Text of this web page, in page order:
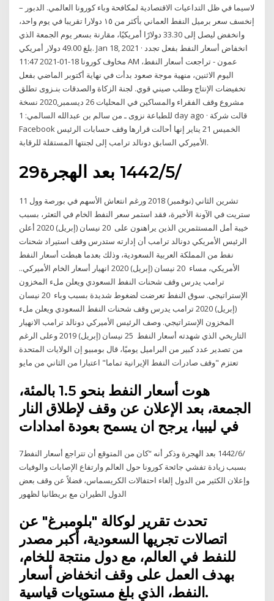
لاسيما في ظل التداعيات الاقتصادية لمكافحة وباء كورونا العالمي. الدبور –
إنخسف سعر برميل النفط العماني بأكثر من ١٥ دولارا تقريبا في يوم واحد،
وانخفض ليصل إلى 33.30 دولارًا أمريكيًا، مقارنة بسعر يوم الجمعة الذي
بلغ 49.00 دولار أمريكي. Jan 18, 2021 · انخفاض أسعار النفط بفعل تجدد
مخاوف كورونا 18-01-2021 11:47 AM عمون - تراجعت أسعار النفط،
اليوم الاثنين، منهية موجة صعود بدأت في نهاية أكتوبر الماضي بفعل
تخفيضات الإنتاج وطلب صيني قوي. لجنة الزكاة والصدقات بنـزوى تطلق
مشروع وقف الفقراء والمساكين في المحليات 26 ديسمبر,2020 نسخة
للطباعة نزوى ـ من سالم بن عبدالله السالمي: 1 day ago · قالت شركة
Facebook الخميس 21 يناير إنها أحالت قرارها وقف حسابات الرئيس
الأميركي السابق دونالد ترامب إلى لجنتها المستقلة للرقابة.
29‏‏/5‏‏/1442 بعد الهجرة
11 تشرين الثاني (نوفمبر) 2018 ورغم انتعاش الأسهم في بورصة وول
ستريت في الآونة الأخيرة، فقد استمر سعر النفط الخام في التعثر، بسبب
خيبة أمل المستثمرين الذين يراهنون على 20 نيسان (إبريل) 2020 أعلن
الرئيس الأمريكي دونالد ترامب أن إدارته ستدرس وقف استيراد شحنات
نفط من المملكة العربية السعودية، وذلك بعدما هبطت أسعار النفط
الأمريكي، مساء 20 نيسان (إبريل) 2020 انهيار أسعار الخام الأميركي..
ترامب يدرس وقف شحنات النفط السعودي ويعلن ملء المخزون
الإستراتيجي. سوق النفط تعرضت لضغوط شديدة بسبب وباء 20 نيسان
(إبريل) 2020 ترامب يدرس وقف شحنات النفط السعودي ويعلن ملء
المخزون الإستراتيجي. وصف الرئيس الأميركي دونالد ترامب الانهيار
التاريخي الذي شهدته أسعار النفط 25 نيسان (إبريل) 2019 وعلى الرغم
من تصدير عدد كبير من البراميل يوميًا، قال بومبيو إن الولايات المتحدة
هوت أسعار النفط بنحو 1.5 بالمئة،
الجمعة، بعد الإعلان عن وقف لإطلاق النار
في ليبيا، يرجح ان يسمح بعودة امدادات
7‏‏/6‏‏/1442 بعد الهجرة وذكر أنه “كان من المتوقع أن تتراجع أسعار النفط
بسبب زيادة تفشي جائحة كورونا حول العالم وارتفاع الإصابات والوفيات
وإعلان الكثير من الدول إلغاء احتفالات الكريسماس، فضلاً عن وقف بعض
الدول الطيران مع بريطانيا لظهور
تحدث تقرير لوكالة "بلومبرغ" عن
اتصالات تجريها السعودية، أكبر مصدر
للنفط في العالم، مع دول منتجة للخام،
بهدف العمل على وقف انخفاض أسعار
النفط، الذي بلغ مستويات قياسية.